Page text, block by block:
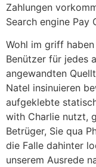
Zahlungen
Search engine Pay
Wohl im griff
Benützer für jedes
angewandten
Natel insinuieren
aufgeklebte
with Charlie nutzt,
Betrüger, Sie qua
die Falle dahinter
unserem Ausrede